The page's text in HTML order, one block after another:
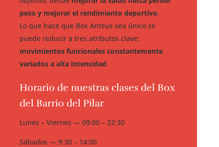
peso y mejorar el rendimiento deportivo.
Lo que hace que Box Anteus sea único se
puede reducir a tres atributos clave:
movimientos funcionales constantemente
variados a alta intensidad
Horario de nuestras clases del Box
del Barrio del Pilar
Lunes – Viernes — 09:00 – 22:30
Sábados — 9:30 – 14:00